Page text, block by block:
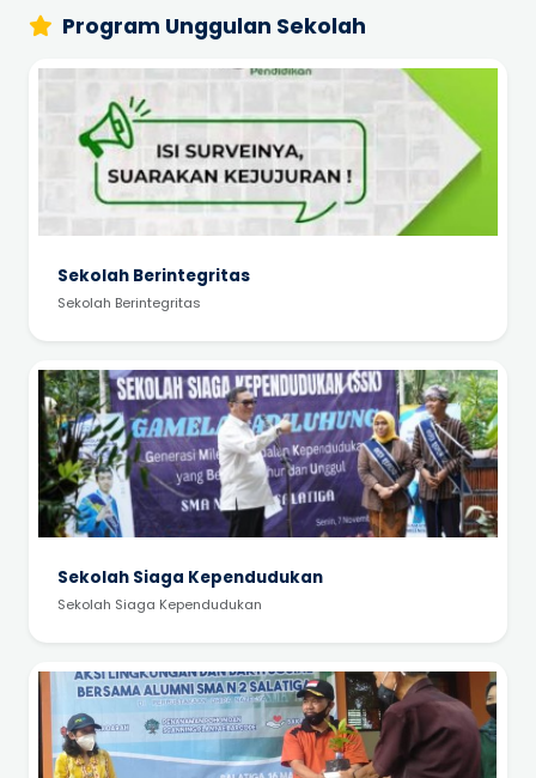
Program Unggulan Sekolah
Sekolah Berintegritas
Sekolah Berintegritas
Sekolah Siaga Kependudukan
Sekolah Siaga Kependudukan